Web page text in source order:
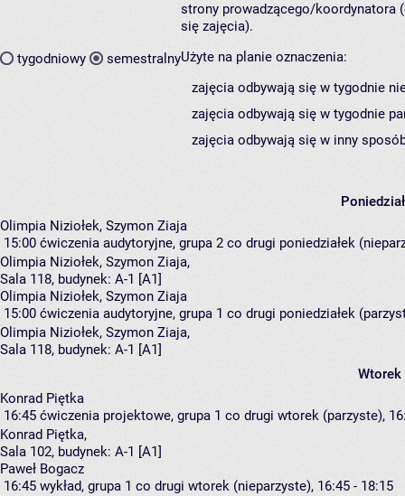
tygodniowy semestralny
strony prowadzącego/koordynatora
się zajęcia).
Użyte na planie oznaczenia:
zajęcia odbywają się w tygodnie
zajęcia odbywają się w tygodnie
zajęcia odbywają się w inny
Olimpia Niziołek, Szymon Ziaja
15:00 ćwiczenia audytoryjne, grupa 2 co drugi poniedziałek
Olimpia Niziołek, Szymon Ziaja,
Sala 118, budynek: A-1 [A1]
Olimpia Niziołek, Szymon Ziaja
15:00 ćwiczenia audytoryjne, grupa 1 co drugi poniedziałek
Olimpia Niziołek, Szymon Ziaja,
Sala 118, budynek: A-1 [A1]
Wtorek
Konrad Piętka
16:45 ćwiczenia projektowe, grupa 1 co drugi wtorek (parzyste),
Konrad Piętka,
Sala 102, budynek: A-1 [A1]
Paweł Bogacz
16:45 wykład, grupa 1 co drugi wtorek (nieparzyste), 16:45 - 18:15